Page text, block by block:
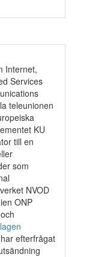
Internet,
Services
teleunionen
KU
till en
som
NVOD
ONP
efterfrågat